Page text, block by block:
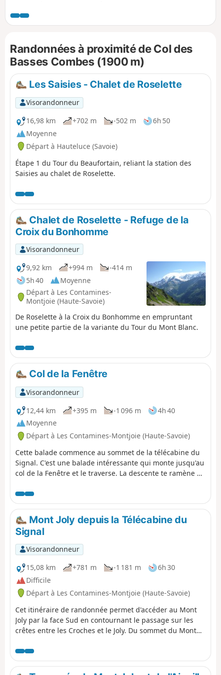
donc relativement peu de dénivelé, avant de redescendre
jusqu'au Lac du Plan Désert. Cette montée peut être
depuis Praz-sur-Arly. Randonnée à prévoir sur une journée
sans difficulté particulière
Randonnées à proximité de Col des
Basses Combes (1900 m)
Les Saisies - Chalet de Roselette
Visorandonneur
16,98 km
+702 m -502 m
6h 50
Moyenne
Départ à Hauteluce (Savoie)
Étape 1 du Tour du Beaufortain, reliant la station des
Saisies au chalet de Roselette.
Chalet de Roselette - Refuge de la
Croix du Bonhomme
Visorandonneur
9,92 km
+994 m
-414 m
5h 40
Moyenne
Départ à Les Contamines-
Montjoie (Haute-Savoie)
De Roselette à la Croix du Bonhomme en empruntant
une petite partie de la variante du Tour du Mont Blanc.
Col de la Fenêtre
Visorandonneur
12,44 km
+395 m -1 096 m
4h 40
Moyenne
Départ à Les Contamines-Montjoie (Haute-Savoie)
Cette balade commence au sommet de la télécabine du
Signal. C'est une balade intéressante qui monte jusqu'au
col de la Fenêtre et le traverse. La descente te ramène à
Contamines-Montjoie. ⚠️ Attention, tu dois te garer à (A)
et pas à (D) pour cette balade ⚠️
Mont Joly depuis la Télécabine du
Signal
Visorandonneur
15,08 km
+781 m -1 181 m
6h 30
Difficile
Départ à Les Contamines-Montjoie (Haute-Savoie)
Cet itinéraire de randonnée permet d'accéder au Mont
Joly par la face Sud en contournant le passage sur les
crêtes entre les Croches et le Joly. Du sommet du Mont
retour est engagé avec une pente descendante
importante.